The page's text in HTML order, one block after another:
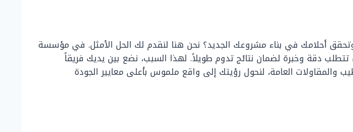
أحلامك في بناء مشروعك الجديد؟ نحن هنا لنقدم لك الحل الأمثل. في مؤسسة
دقة وخبرة لضمان نتائج تدوم طويلاً. لهذا السبب، نضع بين يديك فريقاً
العامة، لنحول رؤيتك إلى واقع ملموس بأعلى معايير الجودة